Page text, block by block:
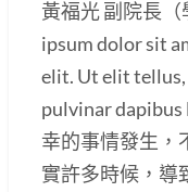
黃福光 副院長
ipsum dolor sit
elit. Ut elit
pulvinar
幸的事情發生，
實許多時候，導